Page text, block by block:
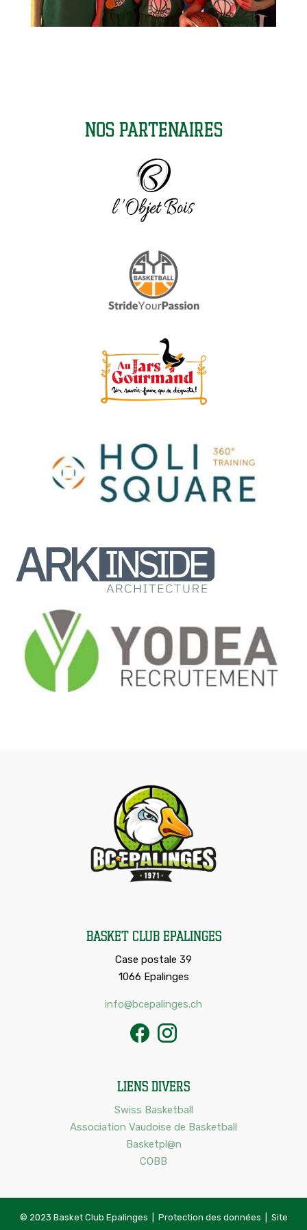
Nos partenaires
Basket Club Epalinges
Case postale 39
1066 Epalinges
info@bcepalinges.ch
Liens divers
Swiss Basketball
Association Vaudoise de Basketball
Basketpl@n
COBB
© 2023 Basket Club Epalinges | Protection des données
Site